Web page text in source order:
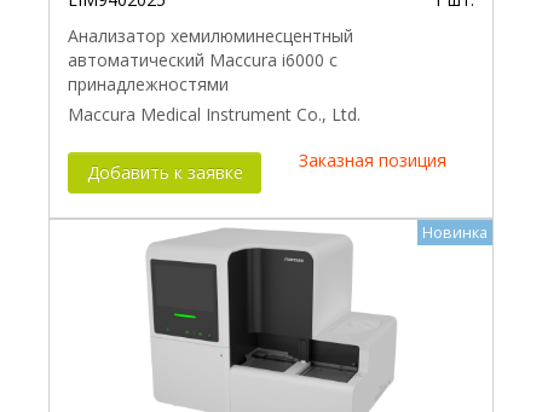
Анализатор хемилюминесцентный
автоматический Maccura i6000 с
принадлежностями
Maccura Medical Instrument Co., Ltd.
Добавить к заявке
Заказная позиция
Новинка